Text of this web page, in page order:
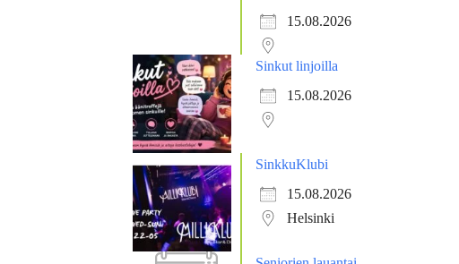
15.08.2026
Sinkut linjoilla
15.08.2026
SinkkuKlubi
15.08.2026
Helsinki